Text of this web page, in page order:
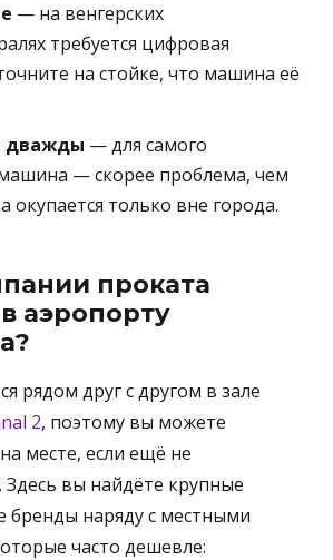
— на венгерских
требуется цифровая
на стойке, что машина её
дважды — для самого
— скорее проблема, чем
только вне города.
проката
аэропорту
рядом друг с другом в зале
2, поэтому вы можете
месте, если ещё не
вы найдёте крупные
наряду с местными
часто дешевле: